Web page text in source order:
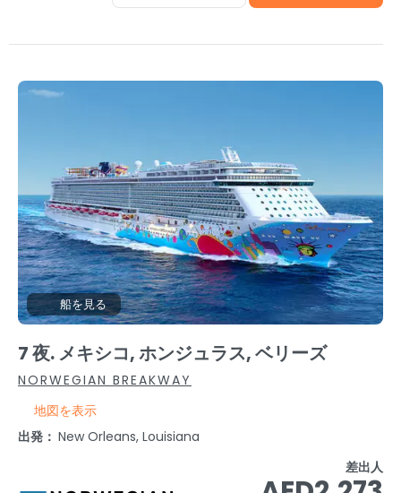
船を見る
7 夜. メキシコ, ホンジュラス, ベリーズ
NORWEGIAN BREAKWAY
地図を表示
出発： New Orleans, Louisiana
差出人